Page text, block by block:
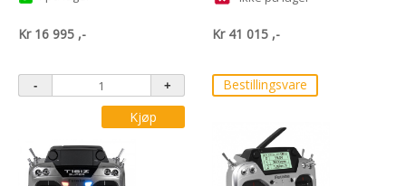
Kr 16 995 ,-
Kjøp
Kr 41 015 ,-
Bestillingsvare